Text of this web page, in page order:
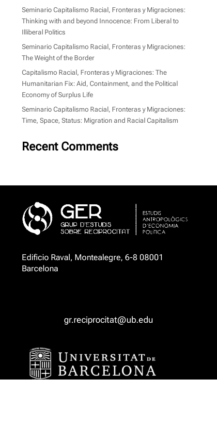
Seminario Capitalismo Racial, Fronteras y Migraciones:
Thinking with and beyond Innocence: From Liberal to
Illiberal Politics
Seminario Capitalismo Racial, Fronteras y Migraciones:
The Weight of the Border
Capitalismo Racial, Fronteras y Migraciones: The
Humanitarian Fix: Aid, Containment, and the Political
Economy of Surplus Life
Seminario Capitalismo Racial, Fronteras y Migraciones:
Time, Space, Status: Migration and Racial Capitalism
Recent Comments
Edificio Raval, Montealegre, 6-8 08001
Barcelona
gr.reciprocitat@ub.edu